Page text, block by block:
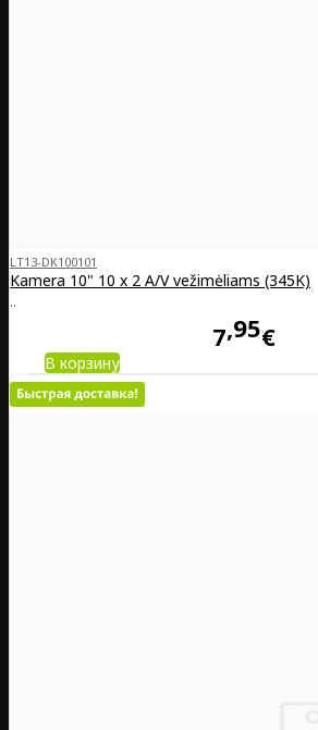
LT13-DK100101
Kamera 10" 10 x 2 A/V vežimėliams (345K)
..
7 95€
В корзину